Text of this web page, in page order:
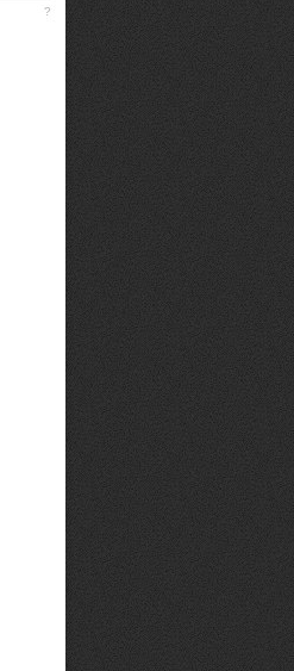
?